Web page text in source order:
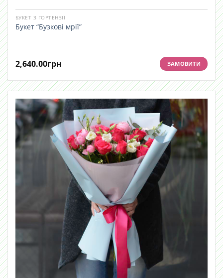
БУКЕТ З ГОРТЕНЗІЇ
Букет “Бузкові мрії”
2,640.00грн ЗАМОВИТИ